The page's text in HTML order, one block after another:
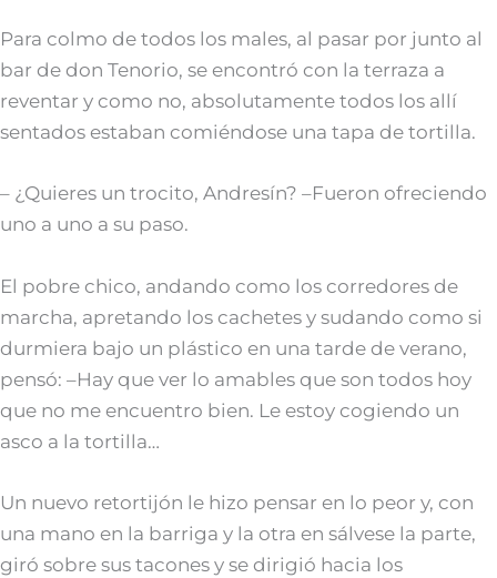
Para colmo de todos los males, al pasar por junto al
bar de don Tenorio, se encontró con la terraza a
reventar y como no, absolutamente todos los allí
sentados estaban comiéndose una tapa de tortilla.
– ¿Quieres un trocito, Andresín? –Fueron ofreciendo
uno a uno a su paso.
El pobre chico, andando como los corredores de
marcha, apretando los cachetes y sudando como si
durmiera bajo un plástico en una tarde de verano,
pensó: –Hay que ver lo amables que son todos hoy
que no me encuentro bien. Le estoy cogiendo un
asco a la tortilla…
Un nuevo retortijón le hizo pensar en lo peor y, con
una mano en la barriga y la otra en sálvese la parte,
giró sobre sus tacones y se dirigió hacia los